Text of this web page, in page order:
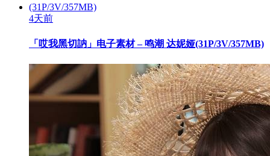
4天前
「哎我黑切訥」电子素材 – 鸣潮 达妮娅(31P/3V/357MB)